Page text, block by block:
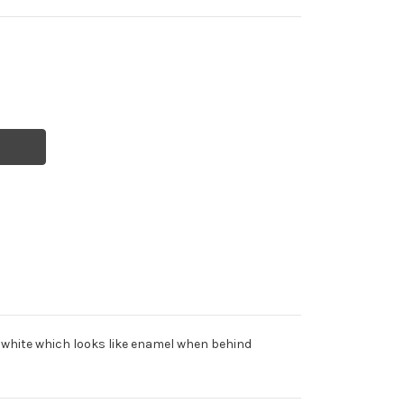
white which looks like enamel when behind